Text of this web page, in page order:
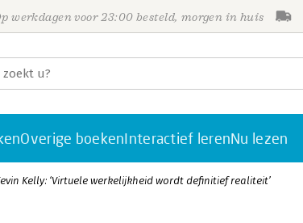
werkdagen voor 23:00 besteld, morgen in huis
Overige boekenInteractief lerenNu lezen
Kelly: ‘Virtuele werkelijkheid wordt definitief realiteit’